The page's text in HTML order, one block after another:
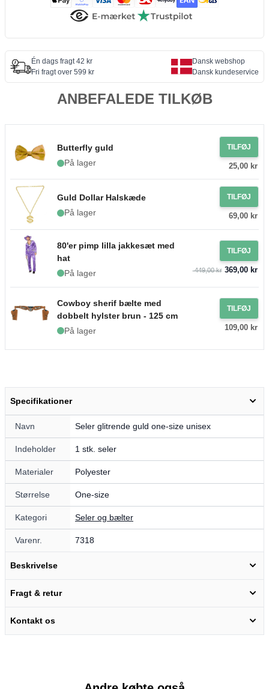
Én dags fragt 42 kr
Fri fragt over 599 kr
Dansk webshop
Dansk kundeservice
ANBEFALEDE TILKØB
Butterfly guld
På lager
TILFØJ
25,00 kr
Guld Dollar Halskæde
På lager
TILFØJ
69,00 kr
80'er pimp lilla jakkesæt med
hat
På lager
TILFØJ
449,00 kr369,00 kr
Cowboy sherif bælte med
dobbelt hylster brun - 125 cm
På lager
TILFØJ
109,00 kr
Specifikationer
Navn Seler glitrende guld one-size unisex
Indeholder 1 stk. seler
Materialer Polyester
Størrelse One-size
Kategori Seler og bælter
Varenr. 7318
Beskrivelse
Fragt & retur
Kontakt os